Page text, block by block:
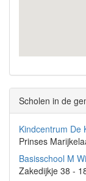
Scholen in de
Kindcentrum De
Prinses
Basisschool M
Zakedijkje 38 -